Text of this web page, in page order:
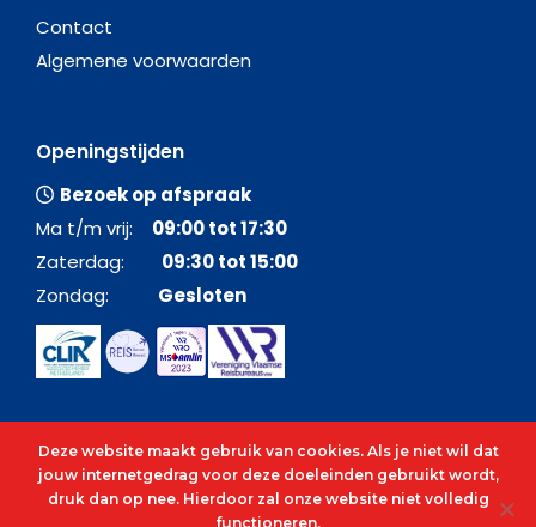
Contact
Algemene voorwaarden
Openingstijden
Bezoek op afspraak
Ma t/m vrij: 09:00 tot 17:30
Zaterdag: 09:30 tot 15:00
Zondag: Gesloten
Deze website maakt gebruik van cookies. Als je niet wil dat
jouw internetgedrag voor deze doeleinden gebruikt wordt,
druk dan op nee. Hierdoor zal onze website niet volledig
functioneren.